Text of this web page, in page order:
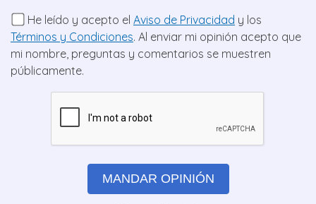
He leído y acepto el Aviso de Privacidad y los
Términos y Condiciones. Al enviar mi opinión acepto que
mi nombre, preguntas y comentarios se muestren
públicamente.
MANDAR OPINIÓN